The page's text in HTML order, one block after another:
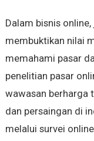
Dalam bisnis
membuktikan nilai
memahami pasar
penelitian pasar
wawasan berharga
dan persaingan di
melalui survei